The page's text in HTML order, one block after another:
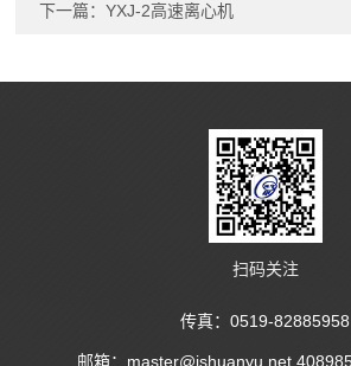
下一篇：YXJ-2高速离心机
扫码关注
传真：0519-82885958
邮箱：